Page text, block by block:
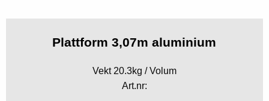
Plattform 3,07m aluminium
Vekt 20.3kg / Volum
Art.nr: